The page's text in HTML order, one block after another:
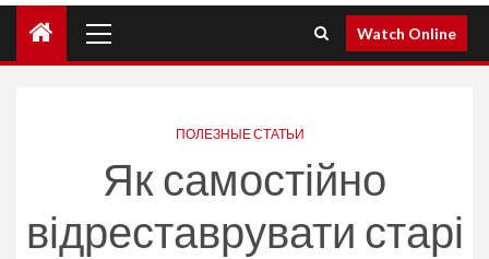
Menu
Watch Online
ПОЛЕЗНЫЕ СТАТЬИ
Як самостійно
відреставрувати старі